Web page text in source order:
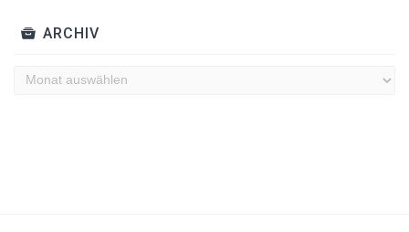
ARCHIV
Archiv